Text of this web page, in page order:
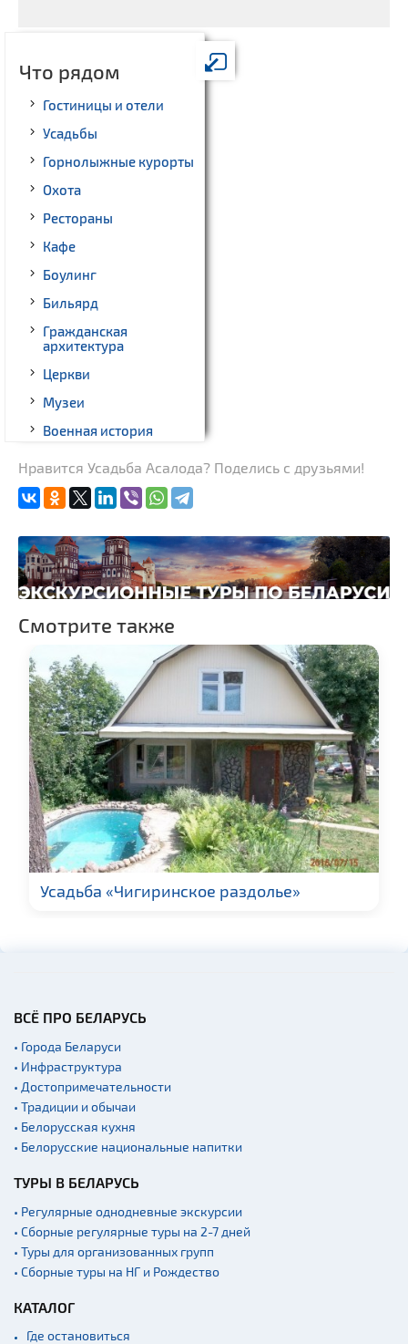
Что рядом
Гостиницы и отели
Усадьбы
Горнолыжные курорты
Охота
Рестораны
Кафе
Боулинг
Бильярд
Гражданская
архитектура
Церкви
Музеи
Военная история
Памятники археологии
Нравится Усадьба Асалода? Поделись с друзьями!
Смотрите также
Усадьба «Чигиринское раздолье»
ВСЁ ПРО БЕЛАРУСЬ
• Города Беларуси
• Инфраструктура
• Достопримечательности
• Традиции и обычаи
• Белорусская кухня
• Белорусские национальные напитки
ТУРЫ В БЕЛАРУСЬ
• Регулярные однодневные экскурсии
• Сборные регулярные туры на 2-7 дней
• Туры для организованных групп
• Сборные туры на НГ и Рождество
КАТАЛОГ
Где остановиться